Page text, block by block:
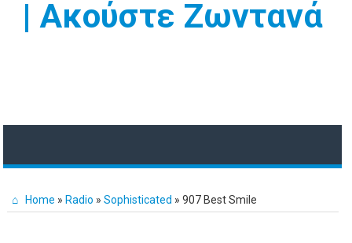
Home » Radio » Sophisticated » 907 Best Smile